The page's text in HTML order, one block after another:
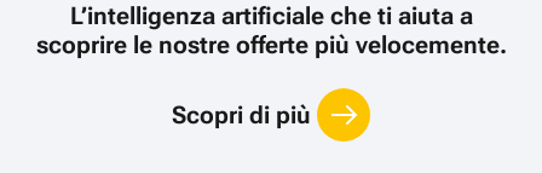
L’intelligenza artificiale che ti aiuta a
scoprire le nostre offerte più velocemente.
Scopri di più